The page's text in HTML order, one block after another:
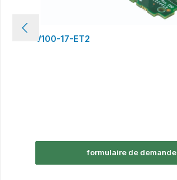
V100-17-ET2
formulaire de demande